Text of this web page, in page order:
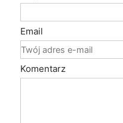
Email
Komentarz